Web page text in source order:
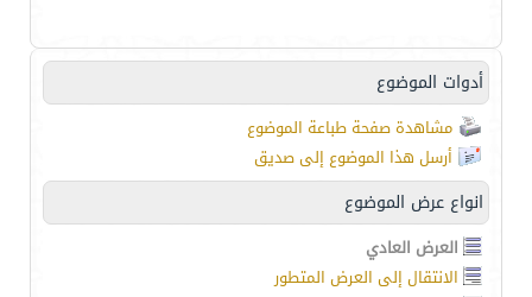
أدوات الموضوع
مشاهدة صفحة طباعة الموضوع
أرسل هذا الموضوع إلى صديق
انواع عرض الموضوع
العرض العادي
الانتقال إلى العرض المتطور